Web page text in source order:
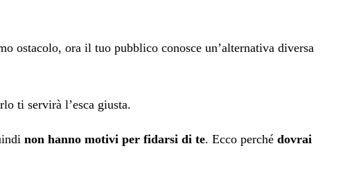
ostacolo, ora il tuo pubblico conosce un’alternativa diversa
ti servirà l’esca giusta.
non hanno motivi per fidarsi di te. Ecco perché dovrai